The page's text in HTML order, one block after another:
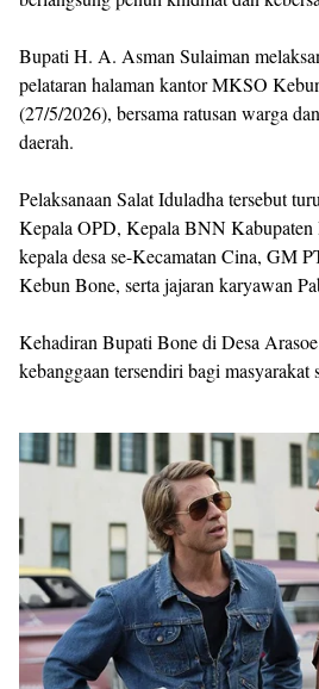
Bupati H. A. Asman Sulaiman
pelataran halaman kantor MKSO
(27/5/2026), bersama ratusan warga
daerah.
Pelaksanaan Salat Iduladha tersebut
Kepala OPD, Kepala BNN Kabupaten
kepala desa se-Kecamatan Cina, GM
Kebun Bone, serta jajaran karyawan
Kehadiran Bupati Bone di Desa
kebanggaan tersendiri bagi masyarakat